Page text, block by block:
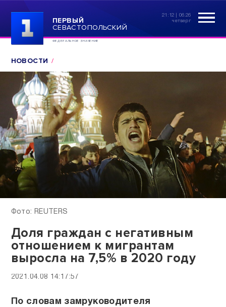
ПЕРВЫЙ
СЕВАСТОПОЛЬСКИЙ
ФЕДЕРАЛЬНОЕ ЗНАЧЕНИЕ
21:12 | 06.26
четверг
НОВОСТИ
Фото: REUTERS
Доля граждан с негативным
отношением к мигрантам
выросла на 7,5% в 2020 году
2021.04.08 14:17:57
По словам замруководителя